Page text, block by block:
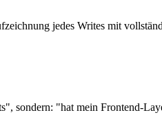
jedes Writes mit
sondern: "hat mein Frontend-